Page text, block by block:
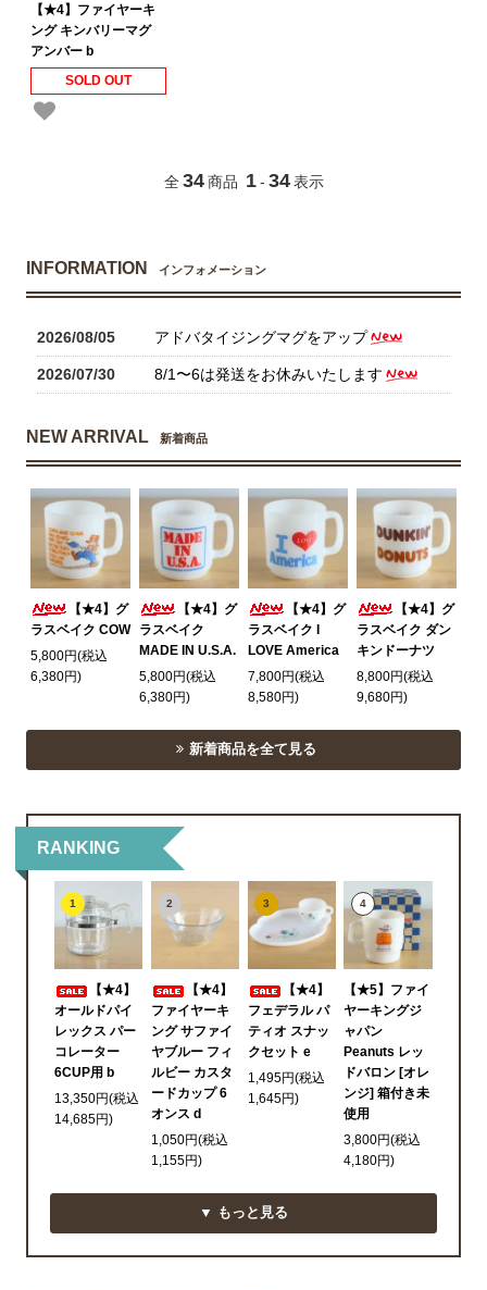
【★4】ファイヤーキ
ング キンバリーマグ
アンバー b
SOLD OUT
全 34 商品 1 - 34 表示
INFORMATION インフォメーション
2026/08/05 アドバタイジングマグをアップ
2026/07/30 8/1〜6は発送をお休みいたします
NEW ARRIVAL 新着商品
【★4】グ
ラスベイク COW
5,800円(税込
6,380円)
【★4】グ
ラスベイク
MADE IN U.S.A.
5,800円(税込
6,380円)
【★4】グ
ラスベイク I
LOVE America
7,800円(税込
8,580円)
【★4】グ
ラスベイク ダン
キンドーナツ
8,800円(税込
9,680円)
新着商品を全て見る
RANKING
1
【★4】
オールドパイ
レックス パー
コレーター
6CUP用 b
13,350円(税込
14,685円)
2
【★4】
ファイヤーキ
ング サファイ
ヤブルー フィ
ルビー カスタ
ードカップ 6
オンス d
1,050円(税込
1,155円)
3
【★4】
フェデラル パ
ティオ スナッ
クセット e
1,495円(税込
1,645円)
4
【★5】ファイ
ヤーキングジ
ャパン
Peanuts レッ
ドバロン [オレ
ンジ] 箱付き未
使用
3,800円(税込
4,180円)
▼ もっと見る